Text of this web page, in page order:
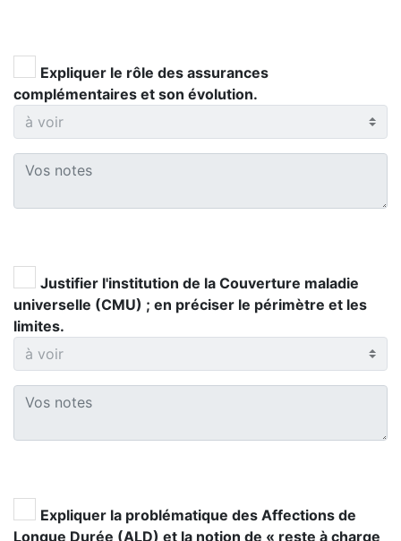
Expliquer le rôle des assurances
complémentaires et son évolution.
Justifier l'institution de la Couverture maladie
universelle (CMU) ; en préciser le périmètre et les
limites.
Expliquer la problématique des Affections de
Longue Durée (ALD) et la notion de « reste à charge